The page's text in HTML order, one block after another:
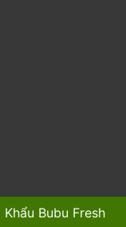
Bubu Fresh